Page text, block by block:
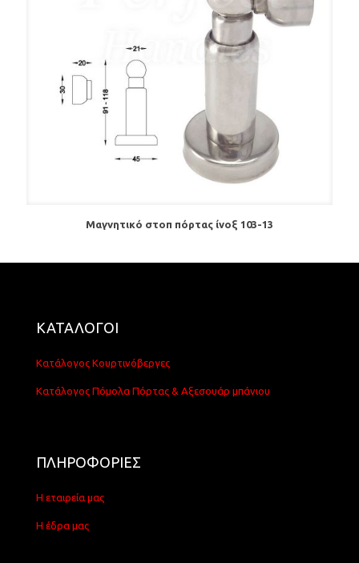
Μαγνητικό στοπ πόρτας ίνοξ 103-13
ΚΑΤΑΛΟΓΟΙ
Κατάλογος Κουρτινόβεργες
Κατάλογος Πόμολα Πόρτας & Αξεσουάρ μπάνιου
ΠΛΗΡΟΦΟΡΙΕΣ
Η εταιρεία μας
Η έδρα μας